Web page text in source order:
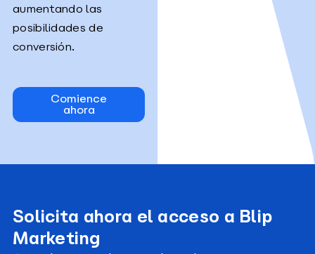
aumentando las
posibilidades de
conversión.
Comience
ahora
Solicita ahora el acceso a Blip
Marketing